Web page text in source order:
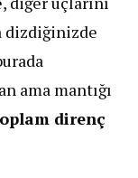
dizdiğinizde
ama mantığı
direnç